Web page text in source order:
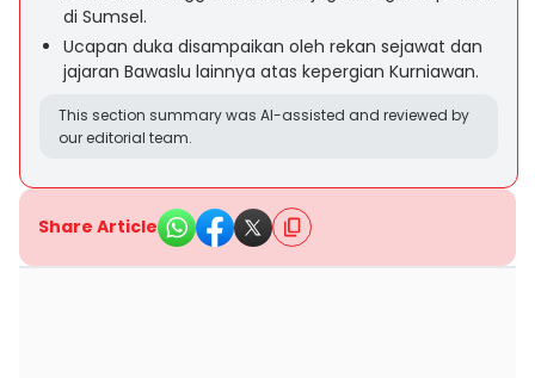
di Sumsel.
Ucapan duka disampaikan oleh rekan sejawat dan
jajaran Bawaslu lainnya atas kepergian Kurniawan.
This section summary was AI-assisted and reviewed by
our editorial team.
Share Article